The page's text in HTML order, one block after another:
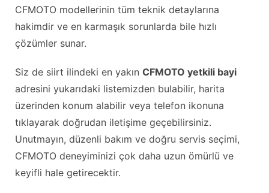
CFMOTO modellerinin tüm teknik detaylarına
hakimdir ve en karmaşık sorunlarda bile hızlı
çözümler sunar.
Siz de siirt ilindeki en yakın CFMOTO yetkili bayi
adresini yukarıdaki listemizden bulabilir, harita
üzerinden konum alabilir veya telefon ikonuna
tıklayarak doğrudan iletişime geçebilirsiniz.
Unutmayın, düzenli bakım ve doğru servis seçimi,
CFMOTO deneyiminizi çok daha uzun ömürlü ve
keyifli hale getirecektir.